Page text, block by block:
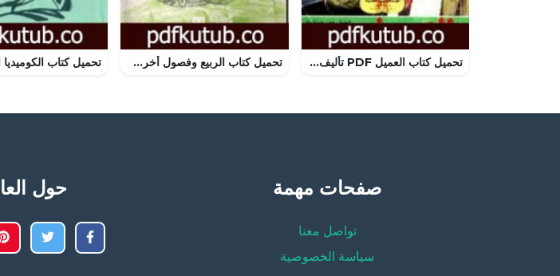
تحميل كتاب العميل PDF تأليف جون غريشام مجانا [كامل] تحميل كتاب الربيع وفصول أخرى PDF تأليف جان ماري لوكليزيو مجانا [كامل]
صفحات مهمة
تواصل معنا
سياسة الخصوصية
حول